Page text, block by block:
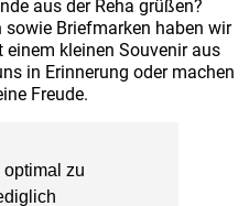
zu
aus der Reha grüßen?
Briefmarken haben wir
kleinen Souvenir aus
in Erinnerung oder machen
Freude.